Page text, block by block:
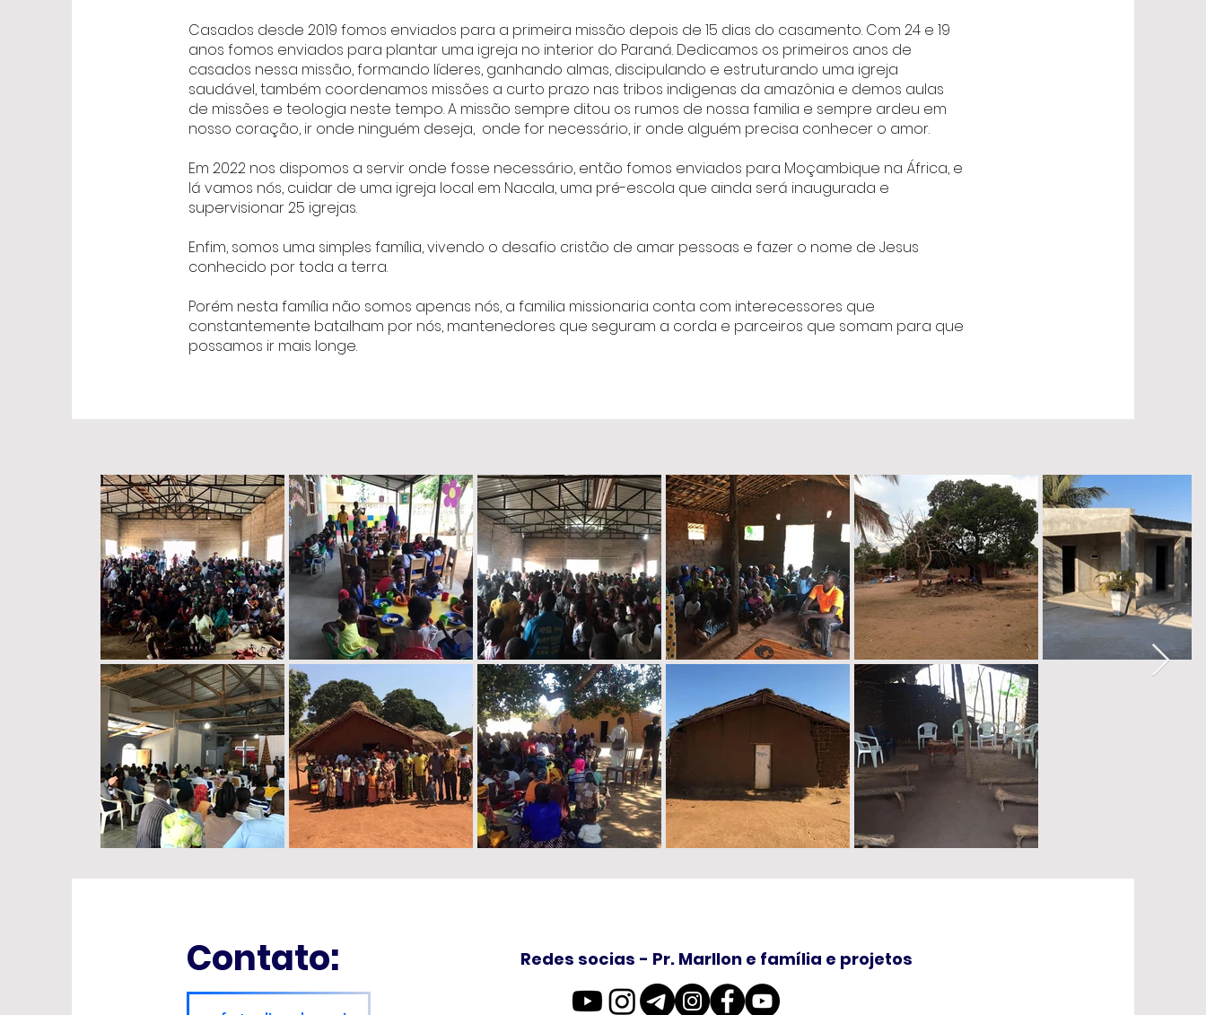
Casados desde 2019 fomos enviados para a primeira missão depois de 15 dias do casamento. Com 24 e 19
anos fomos enviados para plantar uma igreja no interior do Paraná. Dedicamos os primeiros anos de
casados nessa missão, formando líderes, ganhando almas, discipulando e estruturando uma igreja
saudável, também coordenamos missões a curto prazo nas tribos indigenas da amazônia e demos aulas
de missões e teologia neste tempo. A missão sempre ditou os rumos de nossa familia e sempre ardeu em
nosso coração, ir onde ninguém deseja, onde for necessário, ir onde alguém precisa conhecer o amor.
Em 2022 nos dispomos a servir onde fosse necessário, então fomos enviados para Moçambique na África, e
lá vamos nós, cuidar de uma igreja local em Nacala, uma pré-escola que ainda será inaugurada e
supervisionar 25 igrejas.
Enfim, somos uma simples família, vivendo o desafio cristão de amar pessoas e fazer o nome de Jesus
conhecido por toda a terra.
Porém nesta família não somos apenas nós, a familia missionaria conta com interecessores que
constantemente batalham por nós, mantenedores que seguram a corda e parceiros que somam para que
possamos ir mais longe.
Contato: Redes socias - Pr. Marllon e família e projetos